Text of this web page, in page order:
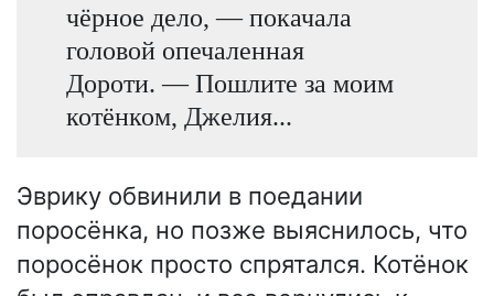
чёрное дело, — покачала
головой опечаленная
Дороти. — Пошлите за моим
котёнком, Джелия...
Эврику обвинили в поедании
поросёнка, но позже выяснилось, что
поросёнок просто спрятался. Котёнок